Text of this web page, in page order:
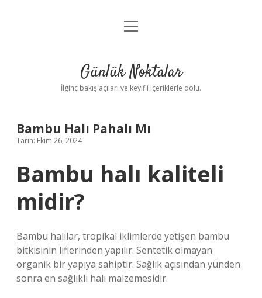
Anasayfa
Yasal Uyarı
menüyü
Günlük Noktalar
İlginç bakış açıları ve keyifli içeriklerle dolu.
Bambu Halı Pahalı Mı
Tarih: Ekim 26, 2024
Bambu halı kaliteli
midir?
Bambu halılar, tropikal iklimlerde yetişen bambu
bitkisinin liflerinden yapılır. Sentetik olmayan
organik bir yapıya sahiptir. Sağlık açısından yünden
sonra en sağlıklı halı malzemesidir.